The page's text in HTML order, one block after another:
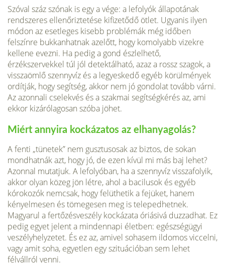
Szóval száz szónak is egy a vége: a lefolyók állapotának
rendszeres ellenőriztetése kifizetődő ötlet. Ugyanis ilyen
módon az esetleges kisebb problémák még időben
felszínre bukkanhatnak azelőtt, hogy komolyabb vizekre
kellene evezni. Ha pedig a gond észlelhető,
érzékszervekkel túl jól detektálható, azaz a rossz szagok, a
visszaömlő szennyvíz és a legyeskedő egyéb körülmények
ordítják, hogy segítség, akkor nem jó gondolat tovább várni.
Az azonnali cselekvés és a szakmai segítségkérés az, ami
ekkor kizárólagosan szóba jöhet.
Miért annyira kockázatos az elhanyagolás?
A fenti „tünetek” nem gusztusosak az biztos, de sokan
mondhatnák azt, hogy jó, de ezen kívül mi más baj lehet?
Azonnal mutatjuk. A lefolyóban, ha a szennyvíz visszafolyik,
akkor olyan közeg jön létre, ahol a bacilusok és egyéb
kórokozók nemcsak, hogy felüthetik a fejüket, hanem
kényelmesen és tömegesen meg is telepedhetnek.
Magyarul a fertőzésveszély kockázata óriásivá duzzadhat. Ez
pedig egyet jelent a mindennapi életben: egészségügyi
veszélyhelyzetet. És ez az, amivel sohasem ildomos viccelni,
vagy amit soha, egyetlen egy szituációban sem lehet
félvállról venni.